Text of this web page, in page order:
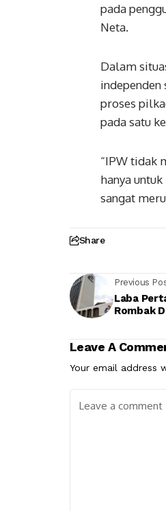
pada
Neta.
Dalam
proses
pada satu
“IPW tidak
hanya
sangat
Share
Previous
Laba
Rombak
Leave A
Your email address